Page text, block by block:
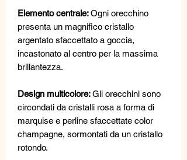
Elemento centrale:Ogni orecchino
presenta un magnifico cristallo
argentato sfaccettato a goccia,
incastonato al centro per la massima
brillantezza.
Design multicolore:Gli orecchini sono
circondati da cristalli rosa a forma di
marquise e perline sfaccettate color
champagne, sormontati da un cristallo
rotondo.